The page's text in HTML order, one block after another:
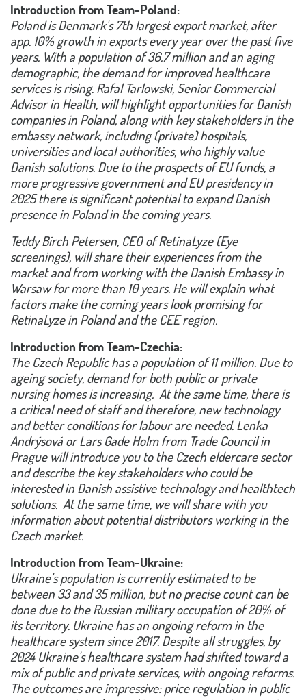
Introduction from Team-Poland:
Poland is Denmark's 7th largest export market, after
app. 10% growth in exports every year over the past five
years. With a population of 36.7 million and an aging
demographic, the demand for improved healthcare
services is rising. Rafal Tarlowski, Senior Commercial
Advisor in Health, will highlight opportunities for Danish
companies in Poland, along with key stakeholders in the
embassy network, including (private) hospitals,
universities and local authorities, who highly value
Danish solutions. Due to the prospects of EU funds, a
more progressive government and EU presidency in
2025 there is significant potential to expand Danish
presence in Poland in the coming years.
Teddy Birch Petersen, CEO of RetinaLyze (Eye
screenings), will share their experiences from the
market and from working with the Danish Embassy in
Warsaw for more than 10 years. He will explain what
factors make the coming years look promising for
RetinaLyze in Poland and the CEE region.
Introduction from Team-Czechia:
The Czech Republic has a population of 11 million. Due to
ageing society, demand for both public or private
nursing homes is increasing. At the same time, there is
a critical need of staff and therefore, new technology
and better conditions for labour are needed. Lenka
Andrýsová or Lars Gade Holm from Trade Council in
Prague will introduce you to the Czech eldercare sector
and describe the key stakeholders who could be
interested in Danish assistive technology and healthtech
solutions. At the same time, we will share with you
information about potential distributors working in the
Czech market.
Introduction from Team-Ukraine:
Ukraine's population is currently estimated to be
between 33 and 35 million, but no precise count can be
done due to the Russian military occupation of 20% of
its territory. Ukraine has an ongoing reform in the
healthcare system since 2017. Despite all struggles, by
2024 Ukraine's healthcare system had shifted toward a
mix of public and private services, with ongoing reforms.
The outcomes are impressive: price regulation in public